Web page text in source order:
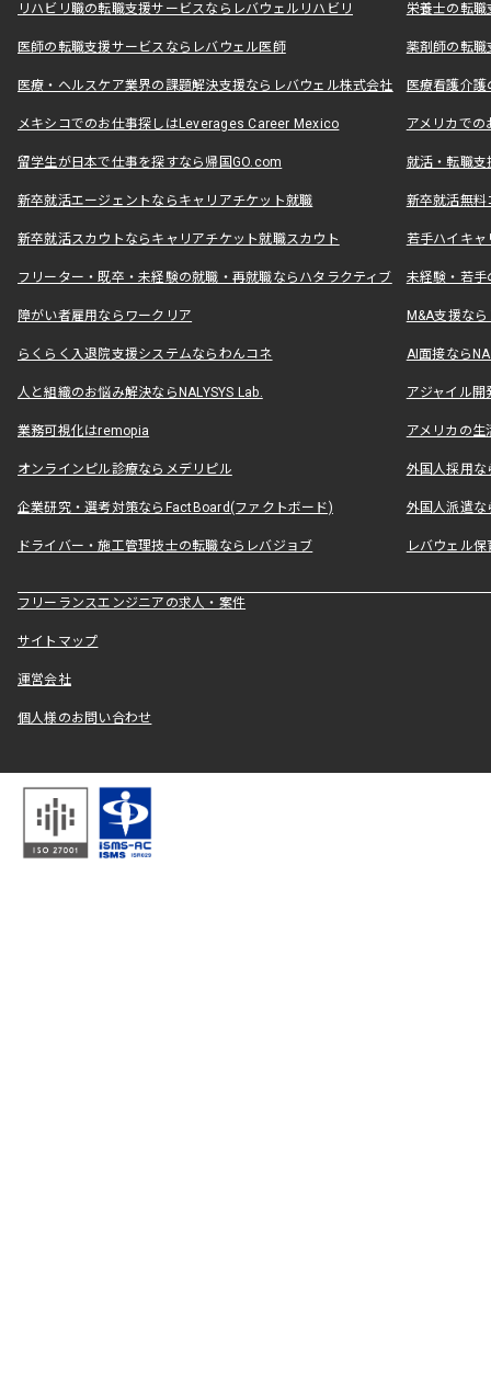
リハビリ職の転職支援サービスならレバウェルリハビリ 栄養士の転
医師の転職支援サービスならレバウェル医師 薬剤師の転
医療・ヘルスケア業界の課題解決支援ならレバウェル株式会社 医療看護介
メキシコでのお仕事探しはLeverages Career Mexico アメリカで
留学生が日本で仕事を探すなら帰国GO.com 就活・転職
新卒就活エージェントならキャリアチケット就職 新卒就活無料
新卒就活スカウトならキャリアチケット就職スカウト 若手ハイキ
フリーター・既卒・未経験の就職・再就職ならハタラクティブ 未経験・若手
障がい者雇用ならワークリア M&A支援な
らくらく入退院支援システムならわんコネ AI面接なら
人と組織のお悩み解決ならNALYSYS Lab. アジャイル
業務可視化はremopia アメリカの
オンラインピル診療ならメデリピル 外国人採用
企業研究・選考対策ならFactBoard(ファクトボード) 外国人派遣な
ドライバー・施工管理技士の転職ならレバジョブ レバウェル
フリーランスエンジニアの求人・案件
サイトマップ
運営会社
個人様のお問い合わせ